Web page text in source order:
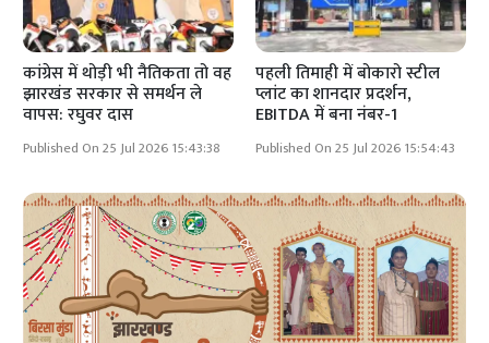
कांग्रेस में थोड़ी भी नैतिकता तो वह
झारखंड सरकार से समर्थन ले
वापस: रघुवर दास
Published On 25 Jul 2026 15:43:38
पहली तिमाही में बोकारो स्टील
प्लांट का शानदार प्रदर्शन,
EBITDA में बना नंबर-1
Published On 25 Jul 2026 15:54:43